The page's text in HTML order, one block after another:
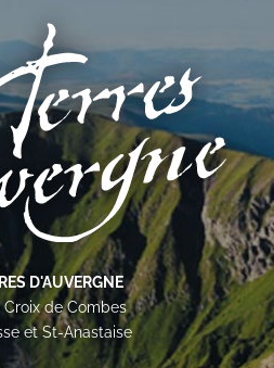
D'AUVERGNE
Croix de Combes
et St-Anastaise